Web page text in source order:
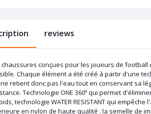
reviews
chaussures conçues pour les joueurs de
Chaque élément a été créé à partir d'une
retient donc pas l'eau tout en conservant sa
Technologie ONE 360º qui permet
technologie WATER RESISTANT qui
en nylon de haute qualité : la semelle de